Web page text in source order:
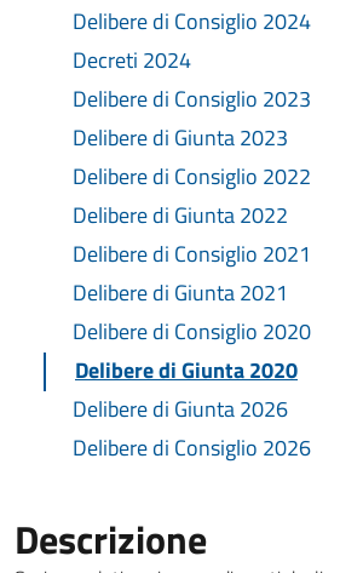
Delibere di Consiglio 2024
Decreti 2024
Delibere di Consiglio 2023
Delibere di Giunta 2023
Delibere di Consiglio 2022
Delibere di Giunta 2022
Delibere di Consiglio 2021
Delibere di Giunta 2021
Delibere di Consiglio 2020
Delibere di Giunta 2020
Delibere di Giunta 2026
Delibere di Consiglio 2026
Descrizione